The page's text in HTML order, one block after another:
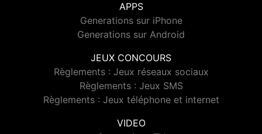
APPS
Generations sur iPhone
Generations sur Android
JEUX CONCOURS
Règlements : Jeux réseaux sociaux
Règlements : Jeux SMS
Règlements : Jeux téléphone et internet
VIDEO